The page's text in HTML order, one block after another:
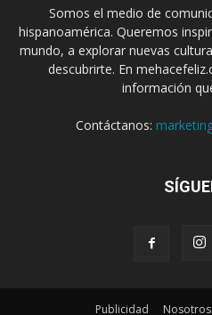
Somos el medio de
hispanoamérica. Queremos
mundo, a explorar nuevas
descubrirte. En
información
Contáctanos:
Publicidad Nosotros